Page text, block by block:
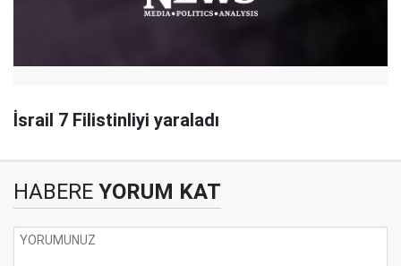
İsrail 7 Filistinliyi yaraladı
HABERE YORUM KAT